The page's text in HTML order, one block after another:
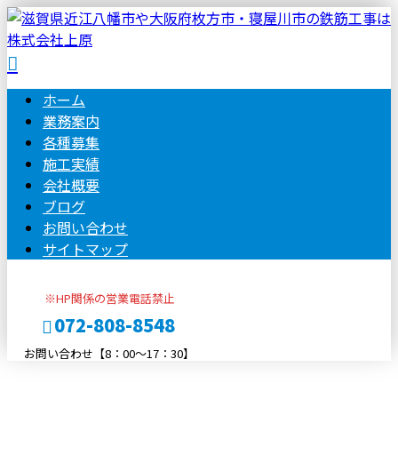
ホーム
業務案内
各種募集
施工実績
会社概要
ブログ
お問い合わせ
サイトマップ
※HP関係の営業電話禁止
072-808-8548
お問い合わせ【8：00～17：30】